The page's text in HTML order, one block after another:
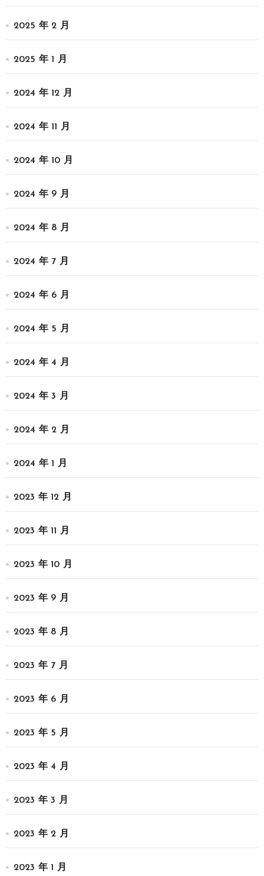
2025 年 2 月
2025 年 1 月
2024 年 12 月
2024 年 11 月
2024 年 10 月
2024 年 9 月
2024 年 8 月
2024 年 7 月
2024 年 6 月
2024 年 5 月
2024 年 4 月
2024 年 3 月
2024 年 2 月
2024 年 1 月
2023 年 12 月
2023 年 11 月
2023 年 10 月
2023 年 9 月
2023 年 8 月
2023 年 7 月
2023 年 6 月
2023 年 5 月
2023 年 4 月
2023 年 3 月
2023 年 2 月
2023 年 1 月